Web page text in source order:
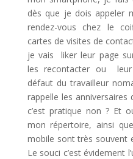
dès que je dois appeler
rendez-vous chez le
cartes de visites de
je vais liker leur page
les recontacter ou
défaut du travailleur
rappelle les
c’est pratique non ? Et
mon répertoire, ainsi
mobile sont très souvent
Le souci c’est évidement